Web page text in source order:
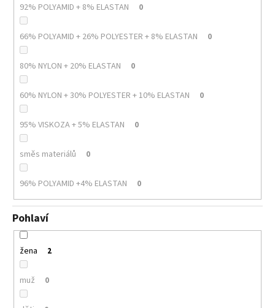
92% POLYAMID + 8% ELASTAN 0
66% POLYAMID + 26% POLYESTER + 8% ELASTAN 0
80% NYLON + 20% ELASTAN 0
60% NYLON + 30% POLYESTER + 10% ELASTAN 0
95% VISKOZA + 5% ELASTAN 0
směs materiálů 0
96% POLYAMID +4% ELASTAN 0
Pohlaví
žena 2
muž 0